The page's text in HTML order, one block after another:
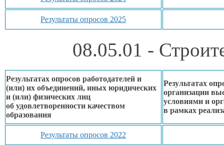
Результаты опросов 2025
08.05.01 -
Результатах опросов работодателей и
(или) их объединений, иных юридических
и (или) физических лиц
об удовлетворенности качеством
образования
Результатах
организации
условиями и
в рамках
Результаты опросов 2022